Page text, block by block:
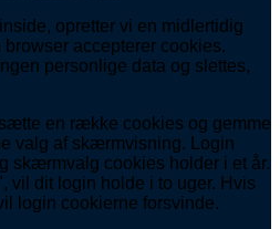
opretter vi en midlertidig
accepterer cookies.
personlige data og slettes,
en række cookies og gemme
valg af skærmvisning. Login
skærmvalg cookies holder i et år.
vil dit login holde i to uger. Hvis
login cookierne forsvinde.